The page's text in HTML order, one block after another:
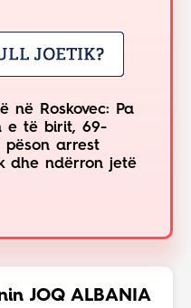
në Roskovec: Pa
e të birit, 69-
pëson arrest
dhe ndërron jetë
JOQ ALBANIA